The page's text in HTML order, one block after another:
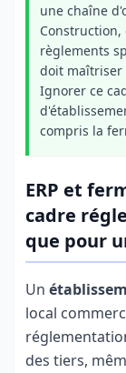
une chaîne
règlements
doit maîtriser
Ignorer ce
compris la
ERP et
cadre
que pour
Un
local
des tiers,